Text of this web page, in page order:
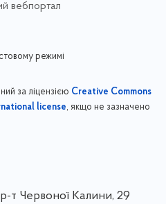
вебпортал
режимі
за ліцензією Creative Commons
license, якщо не зазначено
т Червоної Калини, 29